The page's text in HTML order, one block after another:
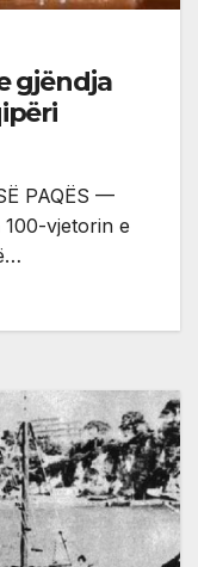
gjëndja
PAQËS —
vjetorin e